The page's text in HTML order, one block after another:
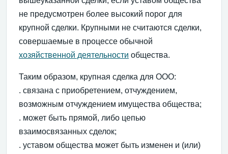
не предусмотрен более высокий порог для
крупной сделки. Крупными не считаются сделки,
совершаемые в процессе обычной
хозяйственной деятельности общества.
Таким образом, крупная сделка для ООО:
. связана с приобретением, отчуждением,
возможным отчуждением имущества общества;
. может быть прямой, либо цепью
взаимосвязанных сделок;
. уставом общества может быть изменен и (или)